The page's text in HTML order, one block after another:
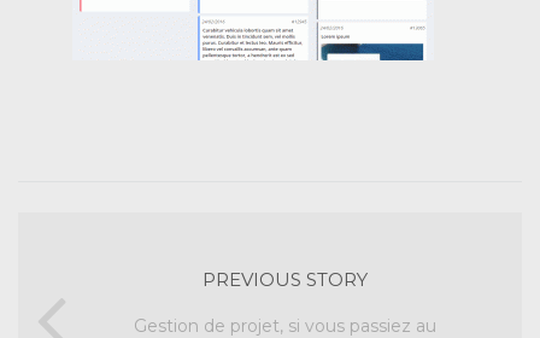
PREVIOUS STORY
Gestion de projet, si vous passiez au